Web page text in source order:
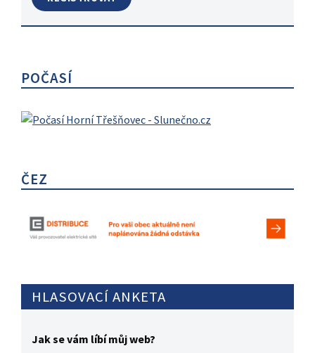
POČASÍ
ČEZ
HLASOVACÍ ANKETA
Jak se vám líbí můj web?